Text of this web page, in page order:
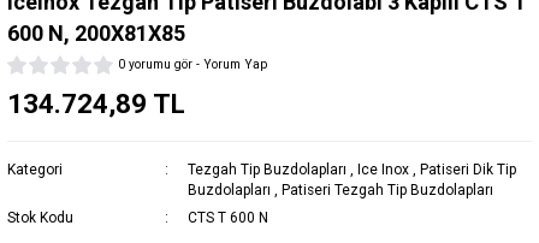
600 N, 200X81X85
0 yorumu gör - Yorum Yap
134.724,89 TL
Kategori Tezgah Tip Buzdolapları Ice Inox
Patiseri Dik Tip
Buzdolapları
Patiseri Tezgah Tip Buzdolapları
Stok Kodu
CTS T 600 N